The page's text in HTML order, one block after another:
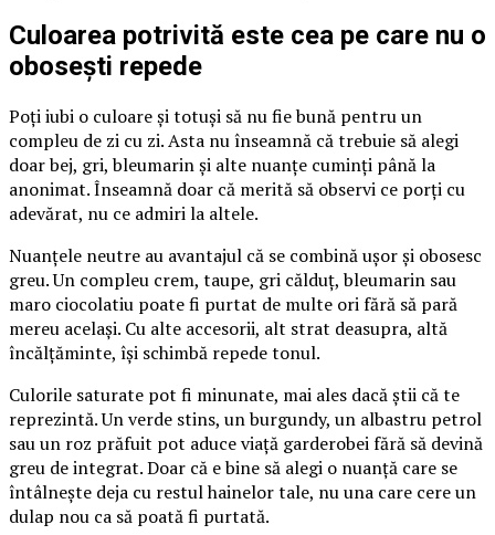
Culoarea potrivită este cea pe care nu o
obosești repede
Poți iubi o culoare și totuși să nu fie bună pentru un
compleu de zi cu zi. Asta nu înseamnă că trebuie să alegi
doar bej, gri, bleumarin și alte nuanțe cuminți până la
anonimat. Înseamnă doar că merită să observi ce porți cu
adevărat, nu ce admiri la altele.
Nuanțele neutre au avantajul că se combină ușor și obosesc
greu. Un compleu crem, taupe, gri călduț, bleumarin sau
maro ciocolatiu poate fi purtat de multe ori fără să pară
mereu același. Cu alte accesorii, alt strat deasupra, altă
încălțăminte, își schimbă repede tonul.
Culorile saturate pot fi minunate, mai ales dacă știi că te
reprezintă. Un verde stins, un burgundy, un albastru petrol
sau un roz prăfuit pot aduce viață garderobei fără să devină
greu de integrat. Doar că e bine să alegi o nuanță care se
întâlnește deja cu restul hainelor tale, nu una care cere un
dulap nou ca să poată fi purtată.